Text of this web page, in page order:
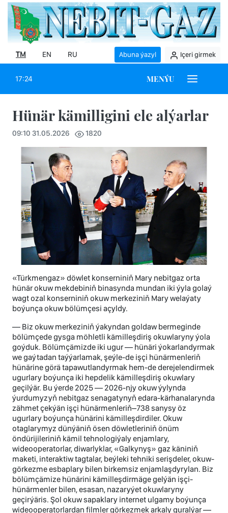
TM EN RU Abuna ýazyl Içeri girmek
17:24 MENÝU
Hünär kämilligini ele alýarlar
09:10 31.05.2026 1820
«Türkmengaz» döwlet konserniniň Mary nebitgaz orta
hünär okuw mekdebiniň binasynda mundan iki ýyla golaý
wagt ozal konserniniň okuw merkeziniň Mary welaýaty
boýunça okuw bölümçesi açyldy.
— Biz okuw merkeziniň ýakyndan goldaw bermeginde
bölümçede gysga möhletli kämilleşdiriş okuwlaryny ýola
goýduk. Bölümçämizde iki ugur — hünäri ýokarlandyrmak
we gaýtadan taýýarlamak, şeýle-de işçi hünärmenleriň
hünärine görä tapawutlandyrmak hem-de derejelendirmek
ugurlary boýunça iki hepdelik kämilleşdiriş okuwlary
geçilýär. Bu ýerde 2025 — 2026-njy okuw ýylynda
ýurdumyzyň nebitgaz senagatynyň edara-kärhanalarynda
zähmet çekýän işçi hünärmenleriň–738 sanysy öz
ugurlary boýunça hünärini kämilleşdirdiler. Okuw
otaglarymyz dünýäniň ösen döwletleriniň önüm
öndürijileriniň kämil tehnologiýaly enjamlary,
wideooperatorlar, diwarlyklar, «Galkynyş» gaz käniniň
maketi, interaktiw tagtalar, beýleki tehniki serişdeler, okuw-
görkezme esbaplary bilen birkemsiz enjamlaşdyrylan. Biz
bölümçämize hünärini kämilleşdirmäge gelýän işçi-
hünärmenler bilen, esasan, nazaryýet okuwlaryny
geçirýäris. Şol okuw sapaklary internet ulgamy boýunça
wideooperatorlardan filmler görkezmek arkaly guralýar —